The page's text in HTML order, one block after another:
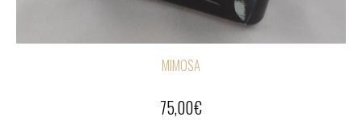
MIMOSA